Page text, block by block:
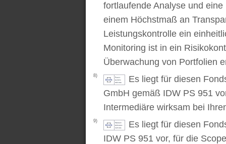
fortlaufende Analyse und
einem Höchstmaß an
Leistungskontrolle ein
Monitoring ist in ein
Überwachung von Portfolien
8)
Es liegt für diesen
GmbH gemäß IDW PS 951
Intermediäre wirksam bei
9)
Es liegt für diesen
IDW PS 951 vor, für die